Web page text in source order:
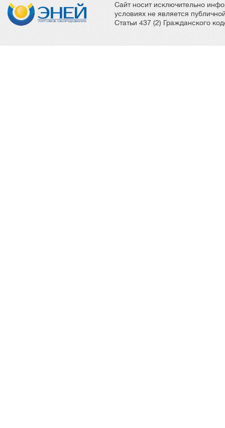
Сайт носит исключительно
условиях не является
Статьи 437 (2) Гражданского